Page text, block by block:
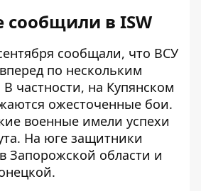
в ISW
сообщали, что ВСУ
по нескольким
частности, на Купянском
ожесточенные бои.
военные имели успехи
На юге защитники
Запорожской области и